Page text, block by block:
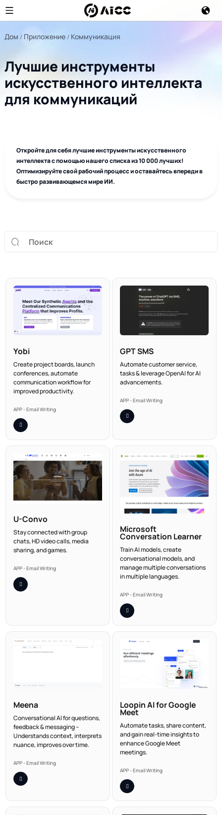
Дом Приложение Коммуникация
Лучшие инструменты
искусственного интеллекта
для коммуникаций
Откройте для себя лучшие инструменты искусственного
интеллекта с помощью нашего списка из 10 000 лучших!
Оптимизируйте свой рабочий процесс и оставайтесь впереди в
быстро развивающемся мире ИИ.
Yobi
Create project boards, launch
conferences, automate
communication workflow for
improved productivity.
APP - Email Writing
GPT SMS
Automate customer service,
tasks & leverage OpenAI for AI
advancements.
APP - Email Writing
U-Convo
Stay connected with group
chats, HD video calls, media
sharing, and games.
APP - Email Writing
Microsoft
Conversation Learner
Train AI models, create
conversational models, and
manage multiple conversations
in multiple languages.
APP - Email Writing
Meena
Conversational AI for questions,
feedback & messaging –
Understands context, interprets
nuance, improves over time.
APP - Email Writing
Loopin AI for Google
Meet
Automate tasks, share content,
and gain real-time insights to
enhance Google Meet
meetings.
APP - Email Writing